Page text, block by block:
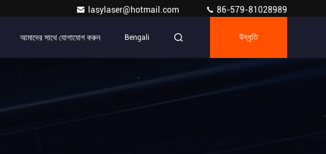
lasylaser@hotmail.com 86-579-81028989
আমাদের সাথে যোগাযোগ করুন Bengali উদ্ধৃতি